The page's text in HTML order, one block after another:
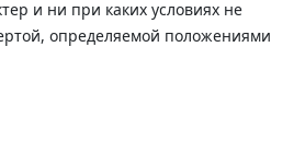
и ни при каких условиях не
определяемой положениями